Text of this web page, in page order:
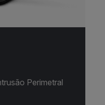
Perimetral